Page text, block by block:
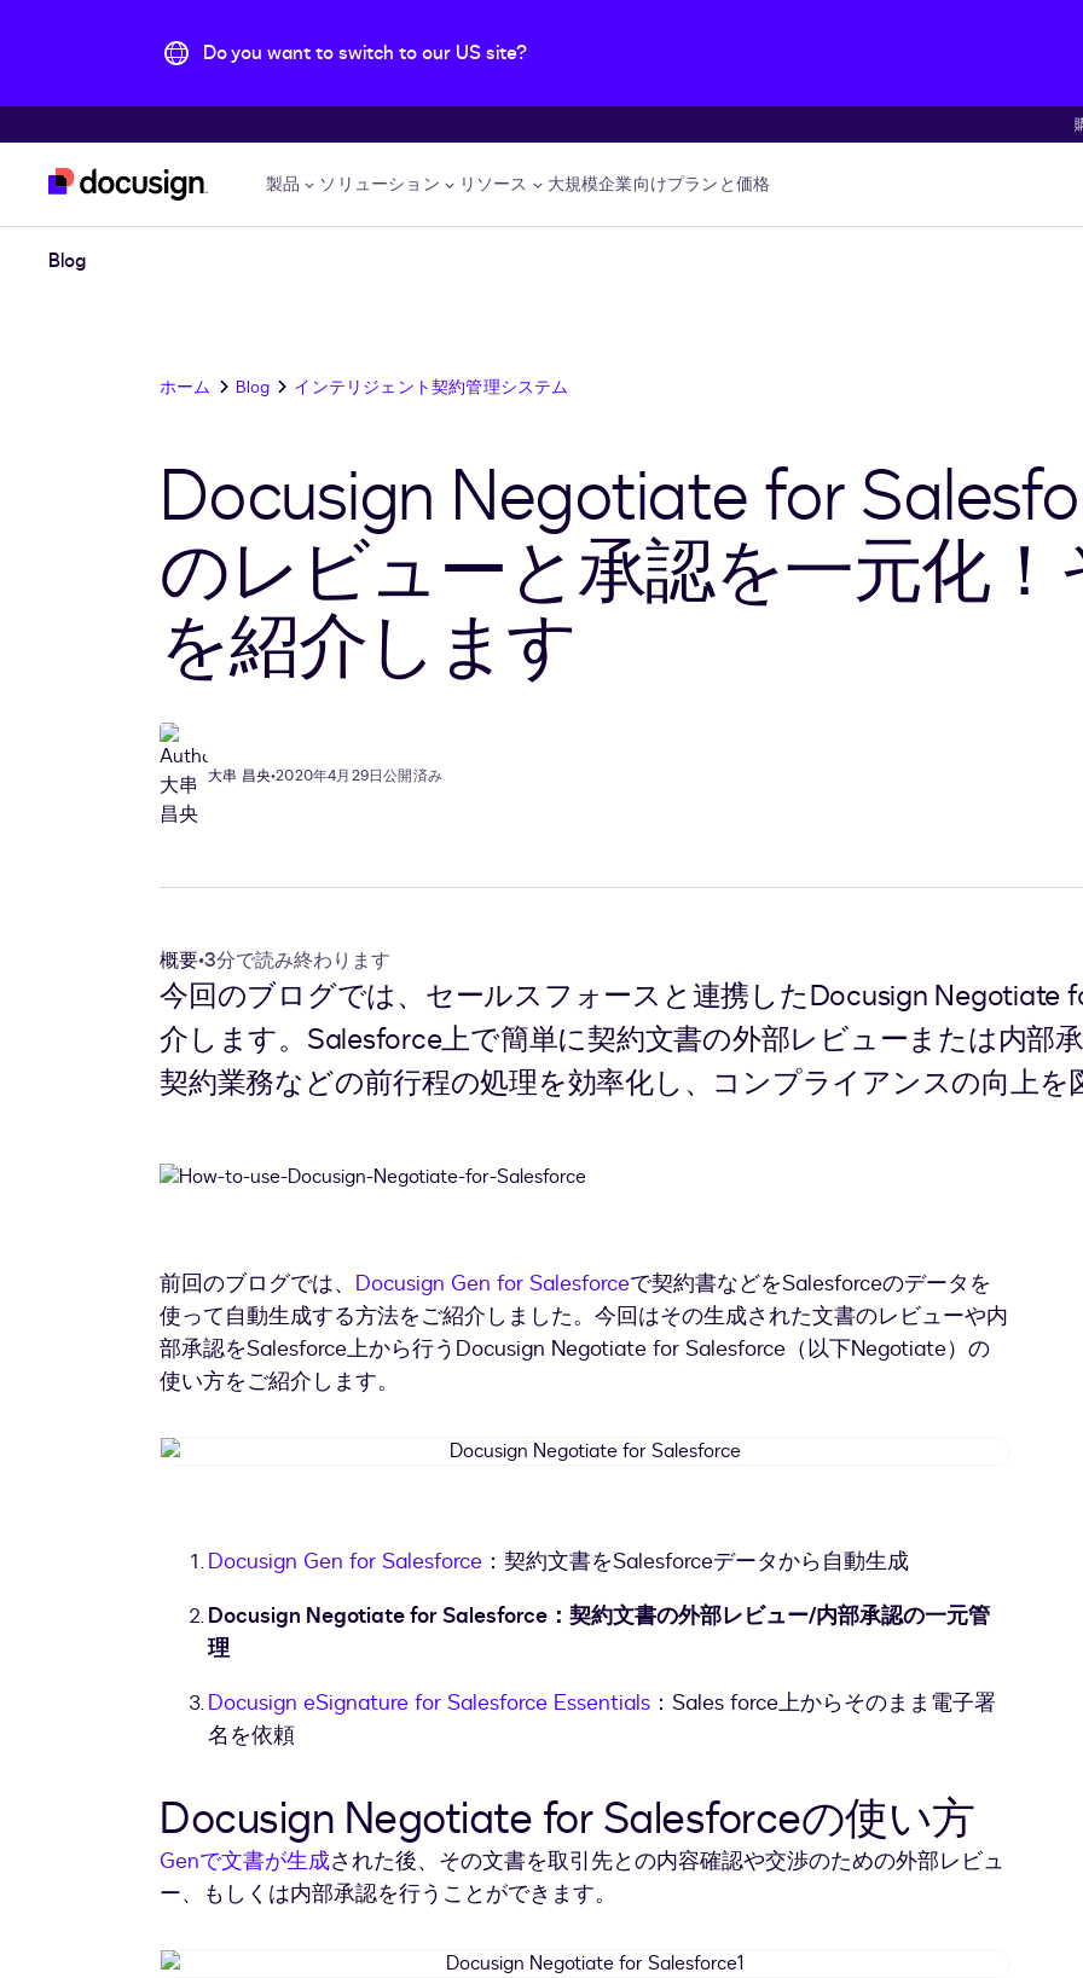
Do you want to switch to our US site?
製品 ソリューション リソース 大規模企業向けプランと価格
Blog
ホーム Blog インテリジェント契約管理システム
Docusign Negotiate for
のレビューと承認を一元化
を紹介します
大串 昌央•2020年4月29日公開済み
概要•3分で読み終わります
今回のブログでは、セールスフォースと連携したDocusign Negotiate
介します。Salesforce上で簡単に契約文書の外部レビューまたは内部
契約業務などの前行程の処理を効率化し、コンプライアンスの向上を
前回のブログでは、 Docusign Gen for Salesforceで契約書などをSalesforceのデータを
使って自動生成する方法をご紹介しました。今回はその生成された文書のレビューや内
部承認をSalesforce上から行うDocusign Negotiate for Salesforce（以下Negotiate）の
使い方をご紹介します。
Docusign
Docusign Gen for Salesforce ：契約文書をSalesforceデータから自動生成
Docusign Negotiate for Salesforce：契約文書の外部レビュー/内部承認の一元管
理
Docusign eSignature for Salesforce Essentials ：Sales force上からそのまま電子署
名を依頼
Docusign Negotiate for Salesforceの使い方
Genで文書が生成された後、その文書を取引先との内容確認や交渉のための外部レビュ
ー、もしくは内部承認を行うことができます。
Docusign